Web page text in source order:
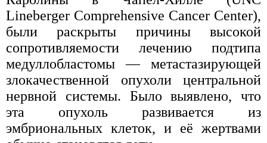
Lineberger Comprehensive Cancer Center),
были раскрыты причины высокой
сопротивляемости лечению подтипа
медуллобластомы — метастазирующей
злокачественной опухоли центральной
нервной системы. Было выявлено, что
эта опухоль развивается из
эмбриональных клеток, и её жертвами